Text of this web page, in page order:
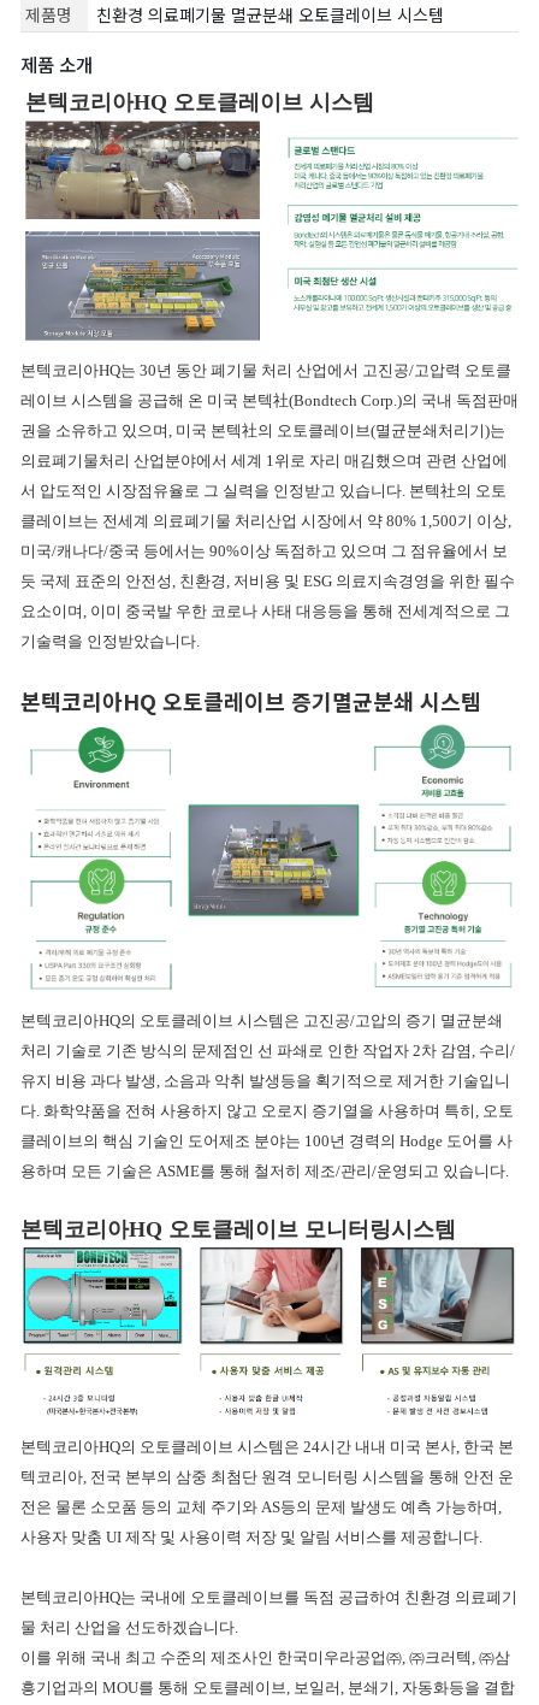
제품명 친환경 의료폐기물 멸균분쇄 오토클레이브 시스템
제품 소개